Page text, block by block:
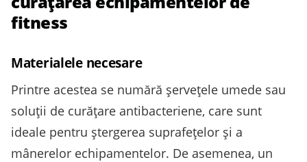
fitness
Materialele necesare
Printre acestea se numără șervețele umede sau
soluții de curățare antibacteriene, care sunt
ideale pentru ștergerea suprafețelor și a
mânerelor echipamentelor. De asemenea, un